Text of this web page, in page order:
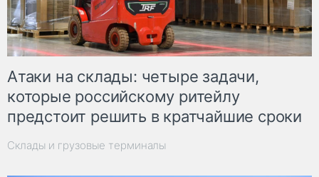
Атаки на склады: четыре задачи,
которые российскому ритейлу
предстоит решить в кратчайшие сроки
Склады и грузовые терминалы